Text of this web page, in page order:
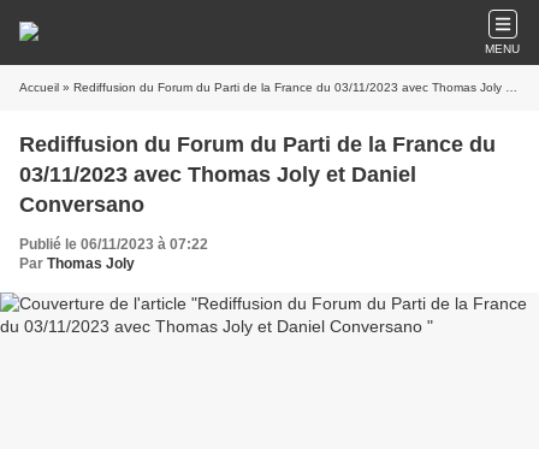
MENU
Accueil » Rediffusion du Forum du Parti de la France du 03/11/2023 avec Thomas Joly et Daniel Conversano
Rediffusion du Forum du Parti de la France du
03/11/2023 avec Thomas Joly et Daniel
Conversano
Publié le 06/11/2023 à 07:22
Par Thomas Joly